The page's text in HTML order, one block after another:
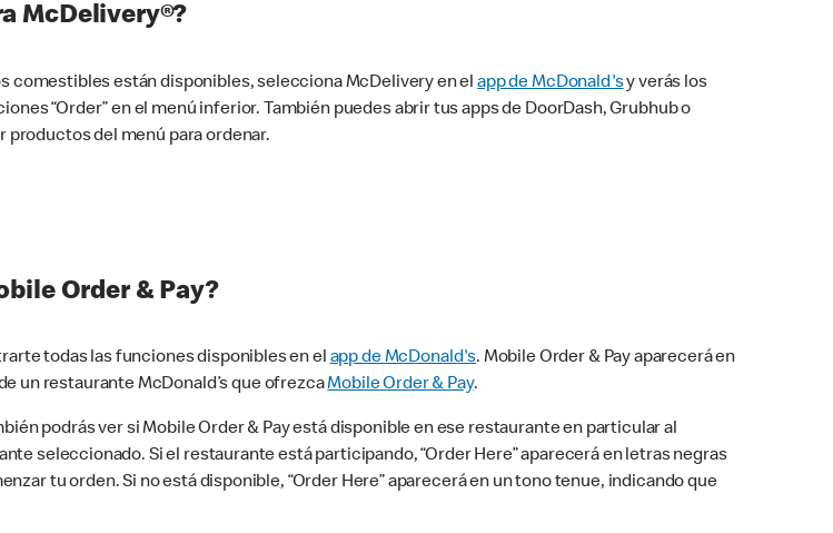
McDelivery®?
comestibles están disponibles, selecciona McDelivery en elapp de McDonald'sy verás los
“Order” en el menú inferior. También puedes abrir tus apps de DoorDash, Grubhub o
productos del menú para ordenar.
Order & Pay?
todas las funciones disponibles en elapp de McDonald's. Mobile Order & Pay aparecerá en
un restaurante McDonald’s que ofrezcaMobile Order & Pay.
podrás ver si Mobile Order & Pay está disponible en ese restaurante en particular al
seleccionado. Si el restaurante está participando, “Order Here” aparecerá en letras negras
tu orden. Si no está disponible, “Order Here” aparecerá en un tono tenue, indicando que